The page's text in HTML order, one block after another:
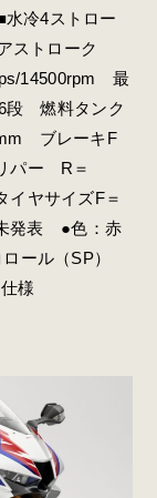
冷4ストロー
ストローク
14500rpm 最
段 燃料タンク
ブレーキF
パー R＝
ヤサイズF＝
発表 ●色：赤
ロール（SP）
様